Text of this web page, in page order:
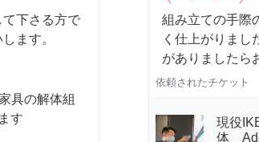
下さる方で
ます。
具の解体組
す
組み立ての手際
く仕上がりまし
がありましたら
依頼されたチケット
現役
体